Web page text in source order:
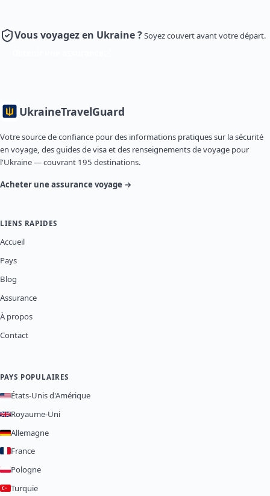
Vous voyagez en Ukraine ?Soyez couvert avant votre départ.
UkraineTravelGuard
Votre source de confiance pour des informations pratiques sur la sécurité
en voyage, des guides de visa et des renseignements de voyage pour
l'Ukraine — couvrant 195 destinations.
Acheter une assurance voyage →
LIENS RAPIDES
Accueil
Pays
Blog
Assurance
À propos
Contact
PAYS POPULAIRES
États-Unis d'Amérique
Royaume-Uni
Allemagne
France
Pologne
Turquie